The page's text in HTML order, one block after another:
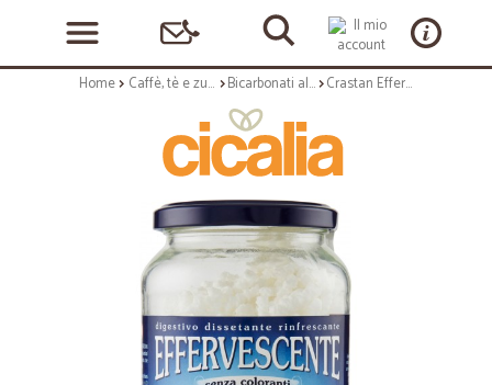
Home Caffè, tè e zucchero Bicarbonati alimentari e brioschi Crastan Effervescente 250 gr.